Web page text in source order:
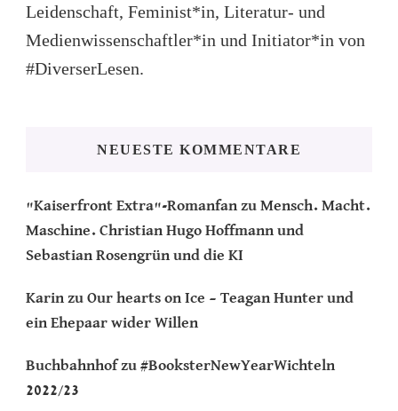
Leidenschaft, Feminist*in, Literatur- und
Medienwissenschaftler*in und Initiator*in von
#DiverserLesen.
NEUESTE KOMMENTARE
"Kaiserfront Extra"-Romanfan zu Mensch. Macht.
Maschine. Christian Hugo Hoffmann und
Sebastian Rosengrün und die KI
Karin zu Our hearts on Ice – Teagan Hunter und
ein Ehepaar wider Willen
Buchbahnhofzu #BooksterNewYearWichteln
2022/23